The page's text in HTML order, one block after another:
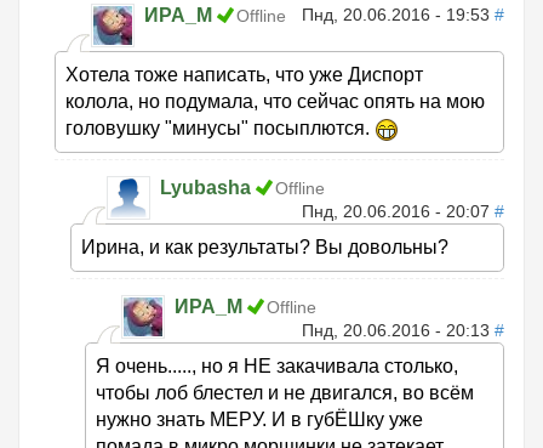
ИРА_М Offline Пнд, 20.06.2016 - 19:53 #
Хотела тоже написать, что уже Диспорт
колола, но подумала, что сейчас опять на мою
головушку "минусы" посыплются.
Lyubasha
Offline
Пнд, 20.06.2016 - 20:07 #
Ирина, и как результаты? Вы довольны?
ИРА_М
Offline
Пнд, 20.06.2016 - 20:13 #
Я очень....., но я НЕ закачивала столько,
чтобы лоб блестел и не двигался, во всём
нужно знать МЕРУ. И в губЁШку уже